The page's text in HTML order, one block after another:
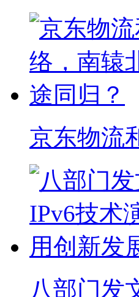
京东物流
八部门发